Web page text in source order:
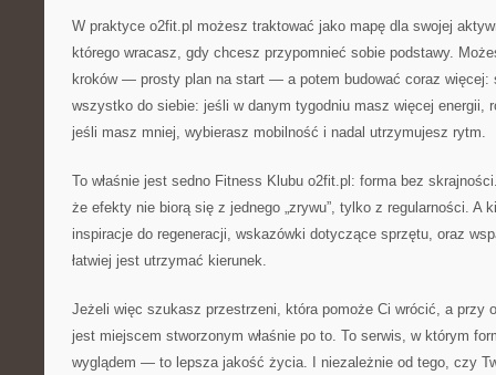
W praktyce o2fit.pl możesz traktować jako mapę dla swojej
którego wracasz, gdy chcesz przypomnieć sobie podstawy.
kroków — prosty plan na start — a potem budować coraz więcej:
wszystko do siebie: jeśli w danym tygodniu masz więcej energii,
jeśli masz mniej, wybierasz mobilność i nadal utrzymujesz rytm.
To właśnie jest sedno Fitness Klubu o2fit.pl: forma bez
że efekty nie biorą się z jednego „zrywu”, tylko z regularności. A
inspiracje do regeneracji, wskazówki dotyczące sprzętu, oraz
łatwiej jest utrzymać kierunek.
Jeżeli więc szukasz przestrzeni, która pomoże Ci wrócić, a przy
jest miejscem stworzonym właśnie po to. To serwis, w którym
wyglądem — to lepsza jakość życia. I niezależnie od tego, czy